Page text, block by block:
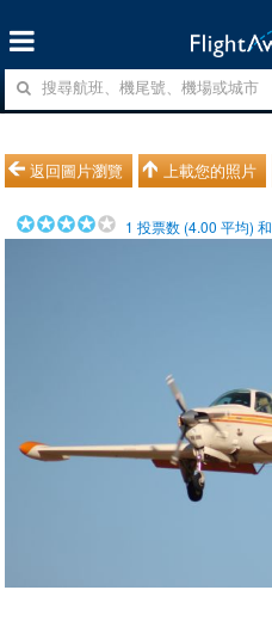
返回圖片瀏覽 上載您的照片
1 投票数 (4.00 平均) 和